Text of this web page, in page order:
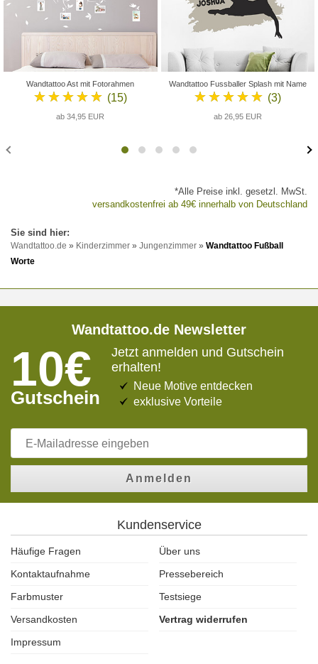
Wandtattoo Ast mit Fotorahmen
★★★★★ (15)
ab 34,95 EUR
Wandtattoo Fussballer Splash mit Name
★★★★★ (3)
ab 26,95 EUR
*Alle Preise inkl. gesetzl. MwSt.
versandkostenfrei ab 49€ innerhalb von Deutschland
Wandtattoo.de » Kinderzimmer » Jungenzimmer » Wandtattoo Fußball
Worte
Wandtattoo.de Newsletter
10€
Gutschein
Jetzt anmelden und Gutschein
erhalten!
Neue Motive entdecken
exklusive Vorteile
Anmelden
Kundenservice
Häufige Fragen
Über uns
Kontaktaufnahme
Pressebereich
Farbmuster
Testsiege
Versandkosten
Vertrag widerrufen
Impressum